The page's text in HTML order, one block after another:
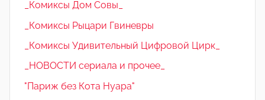
_Комиксы Дом Совы_
_Комиксы Рыцари Гвиневры
_Комиксы Удивительный Цифровой Цирк_
_НОВОСТИ сериала и прочее_
"Париж без Кота Нуара"